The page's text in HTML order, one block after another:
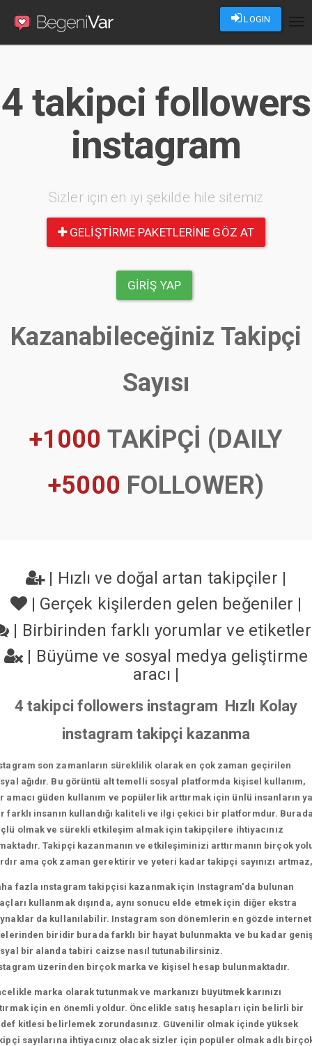
LOGIN
4 takipci followers
instagram
Sizler için en iyi şekilde hile sitemiz
GELIŞTIRME PAKETLERINE GÖZ AT
GIRIŞ YAP
Kazanabileceğiniz Takipçi
Sayısı
+1000 TAKİPÇİ (DAILY
+5000 FOLLOWER)
| Hızlı ve doğal artan takipçiler |
| Gerçek kişilerden gelen beğeniler |
| Birbirinden farklı yorumlar ve
| Büyüme ve sosyal medya geliştirme
aracı |
4 takipci followers instagram Hızlı Kolay
instagram takipçi kazanma
son zamanların süreklilik olarak en çok zaman geçirilen
ağıdır. Bu görüntü alt temelli sosyal platformda kişisel kullanım,
amacı güden kullanım ve popülerlik arttırmak için ünlü insanların
farklı insanın kullandığı kaliteli ve ilgi çekici bir platformdur.
olmak ve sürekli etkileşim almak için takipçilere ihtiyacınız
Takipçi kazanmanın ve etkileşiminizi arttırmanın birçok
ama çok zaman gerektirir ve yeteri kadar takipçi sayınızı
fazla ınstagram takipçisi kazanmak için Instagram'da bulunan
kullanmak dışında, aynı sonucu elde etmek için diğer ekstra
da kullanılabilir. Instagram son dönemlerin en gözde internet
biridir burada farklı bir hayat bulunmakta ve bu kadar
bir alanda tabiri caizse nasıl tutunabilirsiniz.
üzerinden birçok marka ve kişisel hesap bulunmaktadır.
marka olarak tutunmak ve markanızı büyütmek karınızı
için en önemli yoldur. Öncelikle satış hesapları için belirli bir
kitlesi belirlemek zorundasınız. Güvenilir olmak içinde yüksek
sayılarına ihtiyacınız olacak sizler için popüler olmak adlı